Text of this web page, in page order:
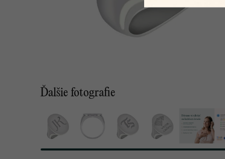
Ďalšie fotografie